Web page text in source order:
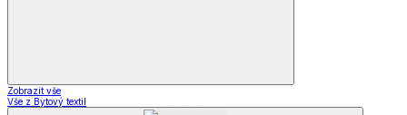
Zobrazit vše
Vše z Bytový textil